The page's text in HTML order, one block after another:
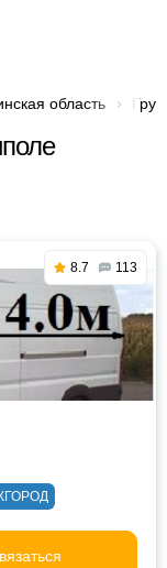
область
8.7 113